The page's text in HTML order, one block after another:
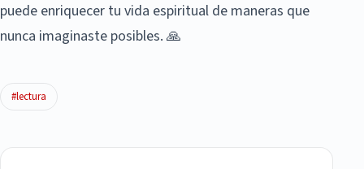
puede enriquecer tu vida espiritual de maneras que
nunca imaginaste posibles. 🙏
#lectura